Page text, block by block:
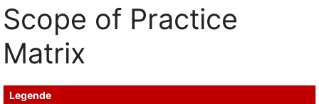
Scope of Practice
Matrix
Legende